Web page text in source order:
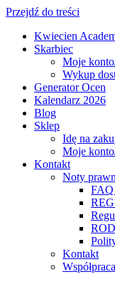
Przejdź do treści
Kwiecien
Skarbiec
Moje
Wykup
Generator Ocen
Kalendarz 2026
Blog
Sklep
Idę na
Moje
Kontakt
Noty
FAQ
Kontakt
Współpraca